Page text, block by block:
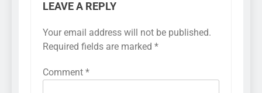
LEAVE A REPLY
Your email address will not be published.
Required fields are marked *
Comment *